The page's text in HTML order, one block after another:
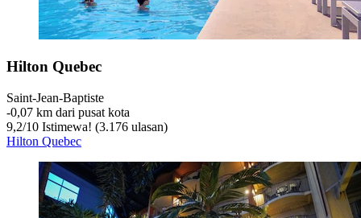
Hilton Quebec
Saint-Jean-Baptiste
‐0,07 km dari pusat kota
9,2/10 Istimewa! (3.176 ulasan)
Hilton Quebec